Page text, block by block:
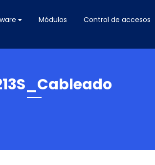
Módulos Control de accesos